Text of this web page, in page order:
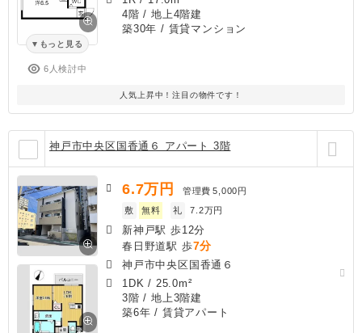
もっと見る
6人検討中
4階 / 地上4階建
築30年 / 賃貸マンション
人気上昇中！注目の物件です！
神戸市中央区国香通６ アパート 3階
6.7万円 管理費 5,000円
敷
無料 礼 7.2万円
新神戸駅 歩12分
春日野道駅 歩7分
神戸市中央区国香通６
1DK / 25.0m²
3階 / 地上3階建
築6年 / 賃貸アパート